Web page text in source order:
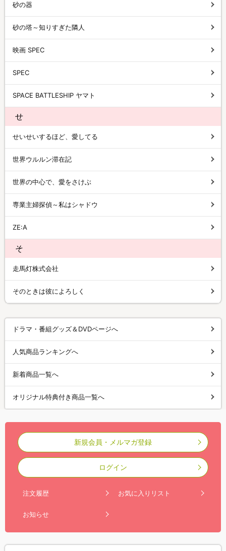
砂の器
砂の塔～知りすぎた隣人
映画 SPEC
SPEC
SPACE BATTLESHIP ヤマト
せ
せいせいするほど、愛してる
世界ウルルン滞在記
世界の中心で、愛をさけぶ
専業主婦探偵～私はシャドウ
ZE:A
そ
走馬灯株式会社
そのときは彼によろしく
ドラマ・番組グッズ＆DVDページへ
人気商品ランキングへ
新着商品一覧へ
オリジナル特典付き商品一覧へ
新規会員・メルマガ登録
ログイン
注文履歴 お気に入りリスト
お知らせ